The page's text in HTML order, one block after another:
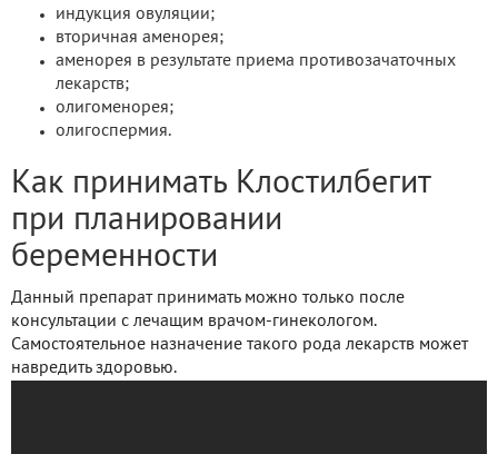
индукция овуляции;
вторичная аменорея;
аменорея в результате приема противозачаточных
лекарств;
олигоменорея;
олигоспермия.
Как принимать Клостилбегит
при планировании
беременности
Данный препарат принимать можно только после
консультации с лечащим врачом-гинекологом.
Самостоятельное назначение такого рода лекарств может
навредить здоровью.